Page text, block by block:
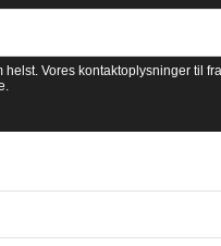
helst. Vores kontaktoplysninger til